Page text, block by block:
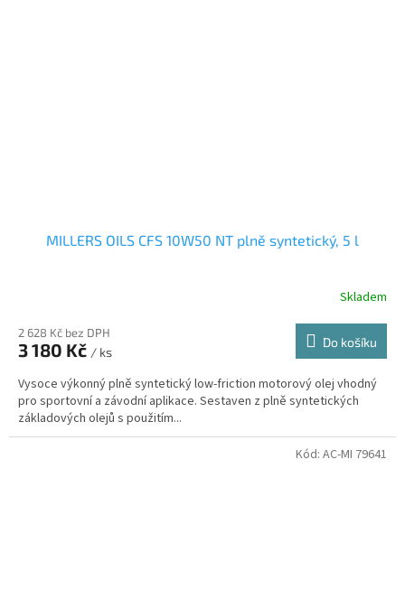
MILLERS OILS CFS 10W50 NT plně syntetický, 5 l
Skladem
2 628 Kč bez DPH
3 180 Kč / ks
Do košíku
Vysoce výkonný plně syntetický low-friction motorový olej vhodný
pro sportovní a závodní aplikace. Sestaven z plně syntetických
základových olejů s použitím...
Kód: AC-MI 79641